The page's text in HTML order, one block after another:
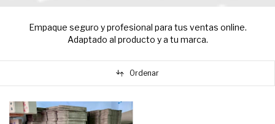
Empaque seguro y profesional para tus ventas online.
Adaptado al producto y a tu marca.
Ordenar